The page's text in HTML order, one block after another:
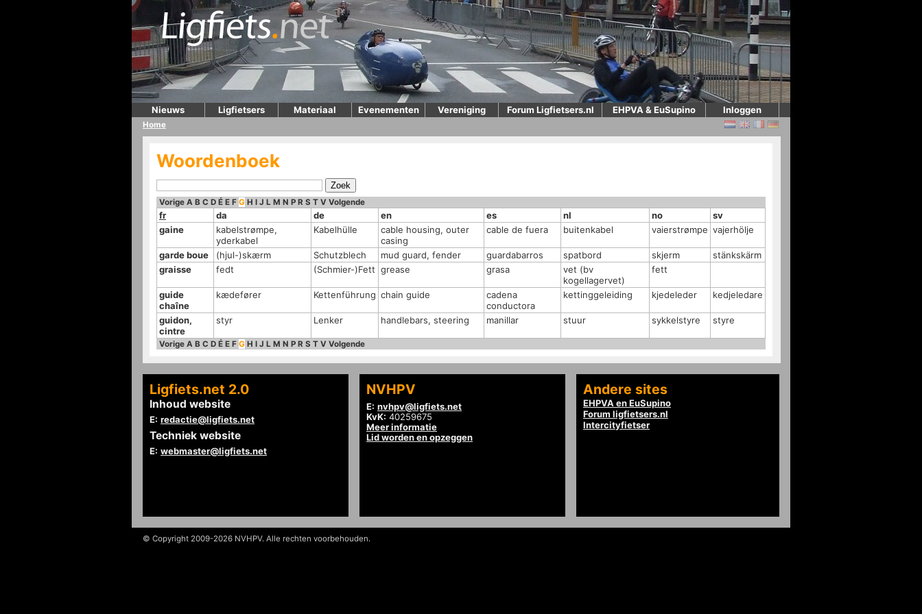
Nieuws Ligfietsers Materiaal Evenementen Vereniging Forum Ligfietsers.nl EHPVA & EuSupino Inloggen
Home
Woordenboek
Vorige A B C D É E F G H I J L M N P R S T V Volgende
fr da de en es nl no
sv
gaine
kabelstrømpe,
yderkabel
Kabelhülle
cable housing, outer
casing
cable de fuera buitenkabel vaierstrømpe vajerhölje
garde boue (hjul-)skærm Schutzblech mud guard, fender guardabarros spatbord skjerm
stänkskärm
graisse
fedt (Schmier-)Fett grease grasa
vet (bv
kogellagervet)
fett
guide
chaîne
kædefører Kettenführung chain guide
cadena
conductora
kettinggeleiding kjedeleder kedjeledare
guidon,
cintre
styr Lenker handlebars, steering manillar stuur sykkelstyre styre
Vorige A B C D É E F G H I J L M N P R S T V Volgende
Ligfiets.net 2.0
Inhoud website
E: redactie@ligfiets.net
Techniek website
E: webmaster@ligfiets.net
NVHPV
E: nvhpv@ligfiets.net
KvK: 40259675
Meer informatie
Lid worden en opzeggen
Andere sites
EHPVA en EuSupino
Forum ligfietsers.nl
Intercityfietser
© Copyright 2009-2026 NVHPV. Alle rechten voorbehouden.